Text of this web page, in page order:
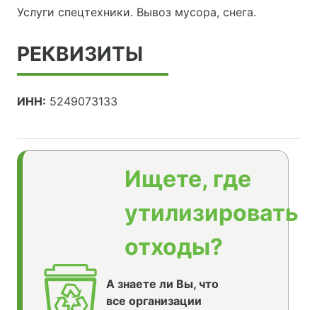
Услуги спецтехники. Вывоз мусора, снега.
РЕКВИЗИТЫ
ИНН: 5249073133
Ищете, где
утилизировать
отходы?
А знаете ли Вы, что
все организации